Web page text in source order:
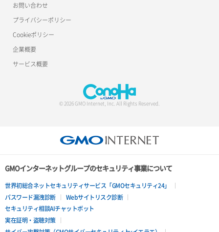
お問い合わせ
プライバシーポリシー
Cookieポリシー
企業概要
サービス概要
© 2026 GMO Internet, Inc. All Rights Reserved.
GMOインターネットグループのセキュリティ事業について
世界初総合ネットセキュリティサービス「GMOセキュリティ24」
パスワード漏洩診断
Webサイトリスク診断
セキュリティ相談AIチャットボット
実在証明・盗聴対策